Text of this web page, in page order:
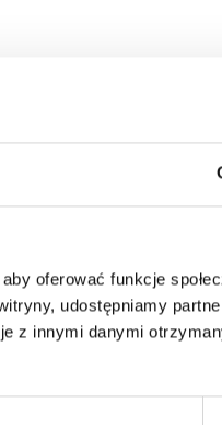
oferować funkcje
udostępniamy
z innymi danymi